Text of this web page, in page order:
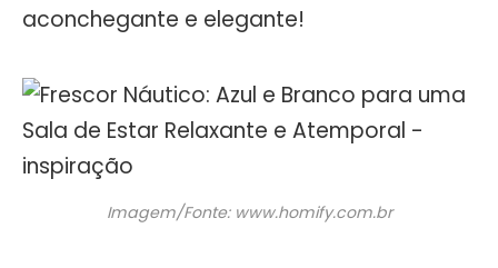
aconchegante e elegante!
Imagem/Fonte: www.homify.com.br